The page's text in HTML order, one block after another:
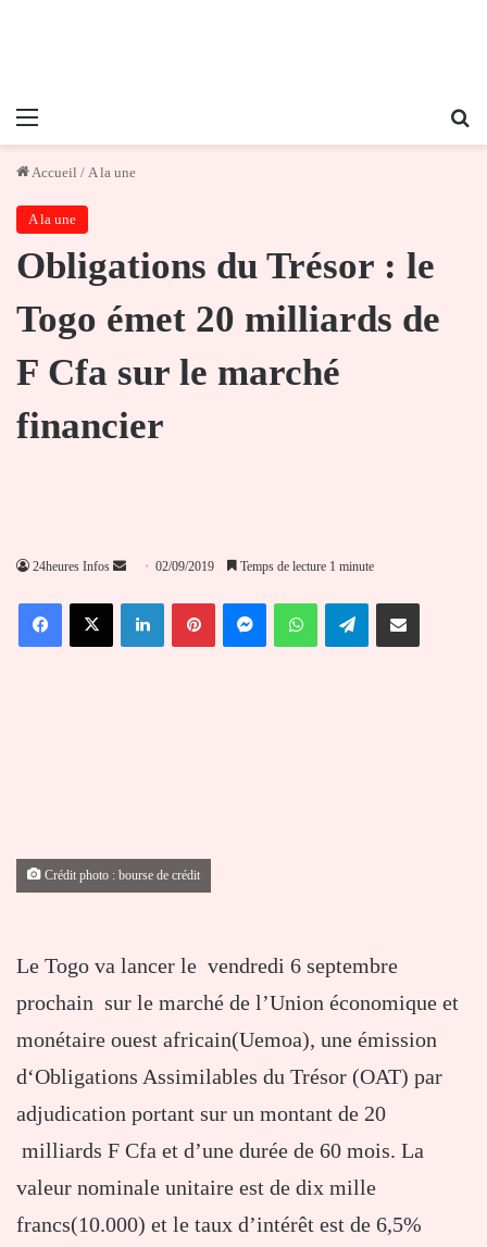
Menu
Accueil / A la une
A la une
Obligations du Trésor : le
Togo émet 20 milliards de
F Cfa sur le marché
financier
24heures Infos
Envoyer
courriel
02/09/2019 Temps de lecture 1 minute
FacebookX LinkedinPinterestMessengerWhatsAppTelegramPartager par email
Crédit photo : bourse de crédit
Le Togo va lancer le vendredi 6 septembre
prochain sur le marché de l’Union économique et
monétaire ouest africain(Uemoa), une émission
d‘Obligations Assimilables du Trésor (OAT) par
adjudication portant sur un montant de 20
milliards F Cfa et d’une durée de 60 mois. La
valeur nominale unitaire est de dix mille
francs(10.000) et le taux d’intérêt est de 6,5%